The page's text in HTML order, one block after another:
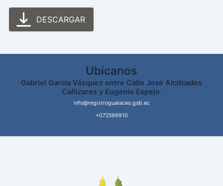
DESCARGAR
Ubícanos
Gabriel García Vázquez entre Calle José Alcibiades
Cañizares y Eugenio Espejo.
info@registrogualaceo.gob.ec
+072599910